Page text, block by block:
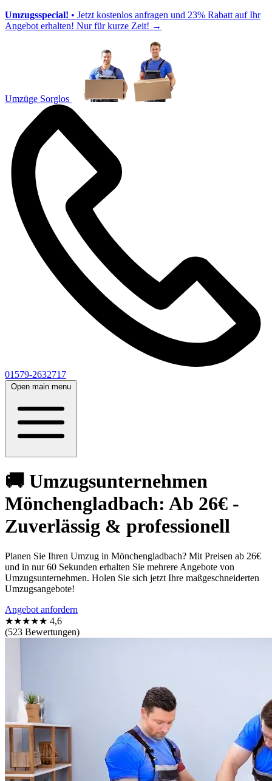
Umzugsspecial! • Jetzt kostenlos anfragen und 23% Rabatt auf Ihr
Angebot erhalten! Nur für kurze Zeit! →
Umzüge Sorglos
01579-2632717
Open main menu
🚚 Umzugsunternehmen
Mönchengladbach: Ab 26€ -
Zuverlässig & professionell
Planen Sie Ihren Umzug in Mönchengladbach? Mit Preisen ab 26€
und in nur 60 Sekunden erhalten Sie mehrere Angebote von
Umzugsunternehmen. Holen Sie sich jetzt Ihre maßgeschneiderten
Umzugsangebote!
Angebot anfordern
★★★★★ 4,6
(523 Bewertungen)